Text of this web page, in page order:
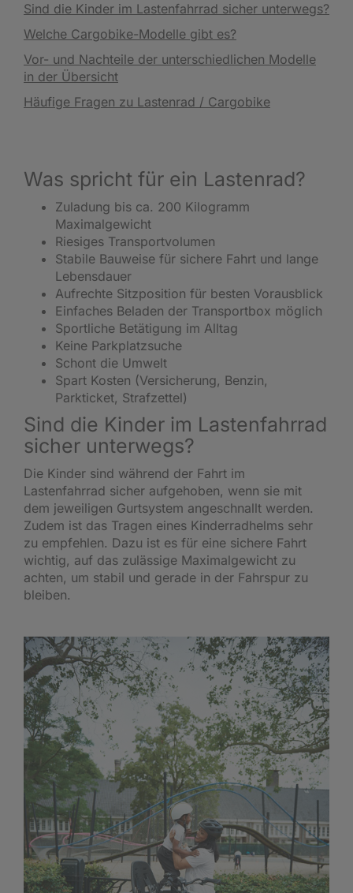
Sind die Kinder im Lastenfahrrad sicher unterwegs?
Welche Cargobike-Modelle gibt es?
Vor- und Nachteile der unterschiedlichen Modelle
in der Übersicht
Häufige Fragen zu Lastenrad / Cargobike
Was spricht für ein Lastenrad?
Zuladung bis ca. 200 Kilogramm
Maximalgewicht
Riesiges Transportvolumen
Stabile Bauweise für sichere Fahrt und lange
Lebensdauer
Aufrechte Sitzposition für besten Vorausblick
Einfaches Beladen der Transportbox möglich
Sportliche Betätigung im Alltag
Keine Parkplatzsuche
Schont die Umwelt
Spart Kosten (Versicherung, Benzin,
Parkticket, Strafzettel)
Sind die Kinder im Lastenfahrrad
sicher unterwegs?
Die Kinder sind während der Fahrt im
Lastenfahrrad sicher aufgehoben, wenn sie mit
dem jeweiligen Gurtsystem angeschnallt werden.
Zudem ist das Tragen eines Kinderradhelms sehr
zu empfehlen. Dazu ist es für eine sichere Fahrt
wichtig, auf das zulässige Maximalgewicht zu
achten, um stabil und gerade in der Fahrspur zu
bleiben.